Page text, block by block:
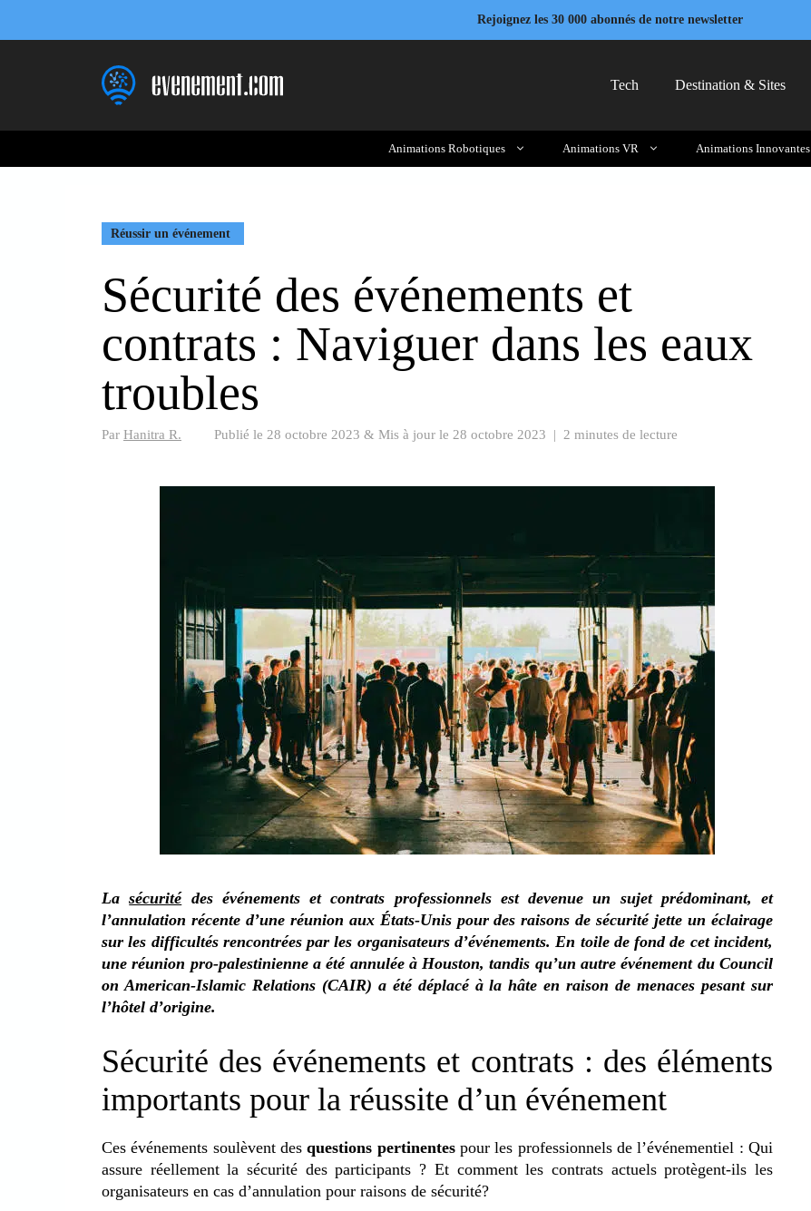
Rejoignez les 30 000 abonnés de notre newsletter
Tech Destination & Sites
Animations Robotiques Animations VR Animations Innovantes
Réussir un événement
Sécurité des événements et
contrats : Naviguer dans les eaux
troubles
Par Hanitra R. Publié le 28 octobre 2023 & Mis à jour le 28 octobre 2023 | 2 minutes de lecture
Lasécuritédes événements et contrats professionnels est devenue un sujet prédominant, et
l’annulation récente d’une réunion aux États-Unis pour des raisons de sécurité jette un éclairage
sur les difficultés rencontrées par les organisateurs d’événements. En toile de fond de cet incident,
une réunion pro-palestinienne a été annulée à Houston, tandis qu’un autre événement du Council
on American-Islamic Relations (CAIR) a été déplacé à la hâte en raison de menaces pesant sur
l’hôtel d’origine.
Sécurité des événements et contrats : des éléments
importants pour la réussite d’un événement
Ces événements soulèvent desquestions pertinentespour les professionnels de l’événementiel : Qui
assure réellement la sécurité des participants ? Et comment les contrats actuels protègent-ils les
organisateurs en cas d’annulation pour raisons de sécurité?